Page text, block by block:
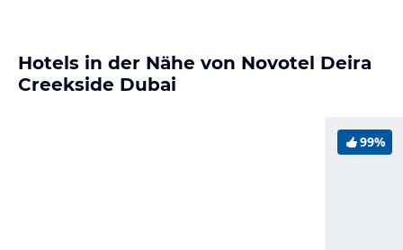
Hotels in der Nähe von Novotel Deira
Creekside Dubai
99%